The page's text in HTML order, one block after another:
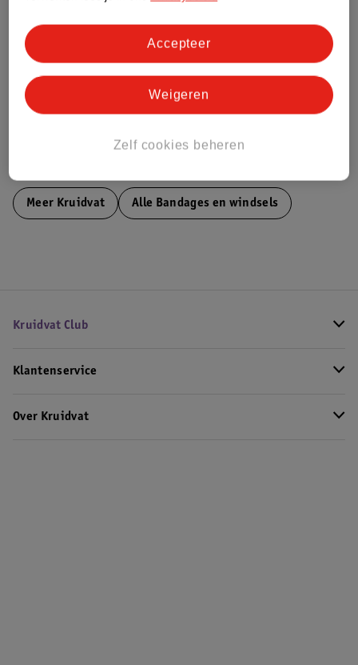
Impact Score.
Meer informatie
Bestel & Bezorginformatie
Meer Kruidvat Alle Bandages en windsels
Kruidvat Club
Klantenservice
Over Kruidvat
Zelf cookies beheren
Weigeren
Accepteer